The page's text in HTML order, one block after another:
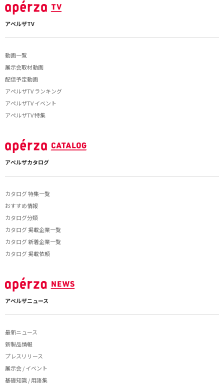
アペルザTV
動画一覧
展示会取材動画
配信予定動画
アペルザTV ランキング
アペルザTV イベント
アペルザTV 特集
アペルザカタログ
カタログ 特集一覧
おすすめ情報
カタログ分類
カタログ 掲載企業一覧
カタログ 新着企業一覧
カタログ 掲載依頼
アペルザニュース
最新ニュース
新製品情報
プレスリリース
展示会 / イベント
基礎知識 / 用語集